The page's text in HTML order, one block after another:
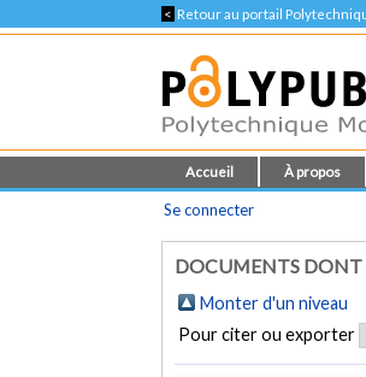
< Retour au portail
Accueil À propos
Se connecter
DOCUMENTS DONT
Monter d'un niveau
Pour citer ou exporter